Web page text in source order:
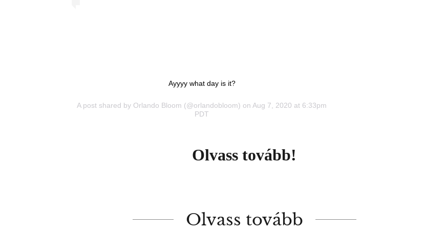
Ayyyy what day is it?
A post shared by Orlando Bloom (@orlandobloom) on Aug 7, 2020 at 6:33pm
PDT
Olvass tovább!
Olvass tovább